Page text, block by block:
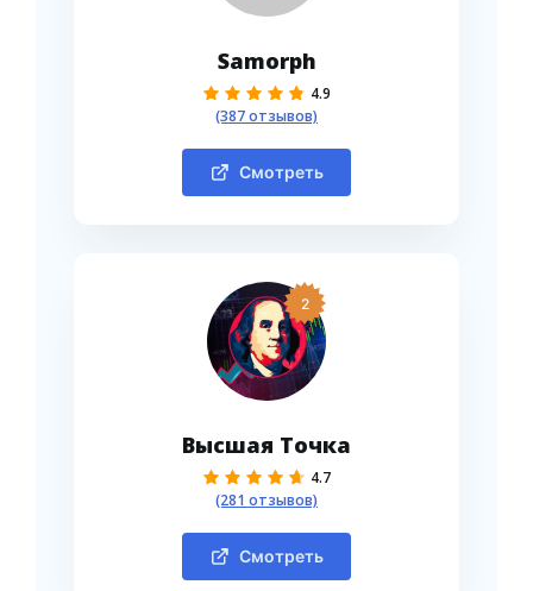
Samorph
4.9
(387 отзывов)
Смотреть
2
Высшая Точка
4.7
(281 отзывов)
Смотреть